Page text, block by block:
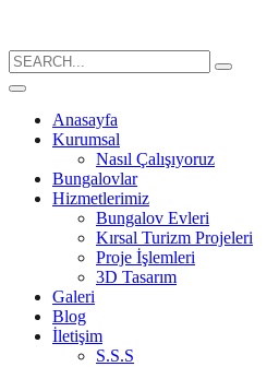
Search
for:
Anasayfa
Kurumsal
Nasıl Çalışıyoruz
Bungalovlar
Hizmetlerimiz
Bungalov Evleri
Kırsal Turizm Projeleri
Proje İşlemleri
3D Tasarım
Galeri
Blog
İletişim
S.S.S